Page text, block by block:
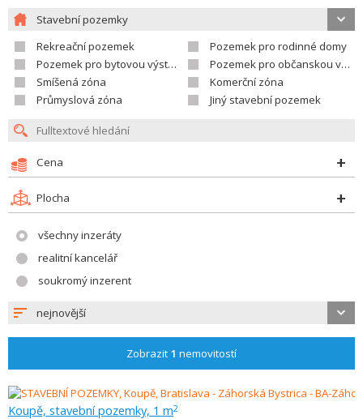
Stavební pozemky
Rekreační pozemek
Pozemek pro rodinné domy
Pozemek pro bytovou výstavbu
Pozemek pro občanskou vybavenost
Smíšená zóna
Komerční zóna
Průmyslová zóna
Jiný stavební pozemek
Cena
Plocha
všechny inzeráty
realitní kancelář
soukromý inzerent
nejnovější
Zobrazit 1 nemovitostí
Koupě, stavební pozemky, 1 m2